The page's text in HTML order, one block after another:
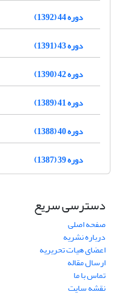
دوره 44 (1392)
دوره 43 (1391)
دوره 42 (1390)
دوره 41 (1389)
دوره 40 (1388)
دوره 39 (1387)
دسترسی سریع
صفحه اصلی
درباره نشریه
اعضای هیات تحریریه
ارسال مقاله
تماس با ما
نقشه سایت